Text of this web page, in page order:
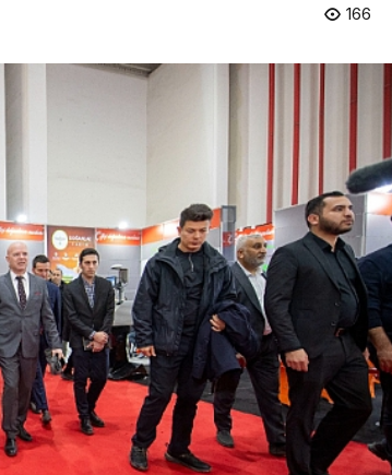
166
Burhaniye’de Ulaşım Ağı
Güçleniyor